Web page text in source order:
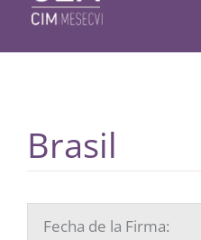
Brasil
Fecha de la Firma: